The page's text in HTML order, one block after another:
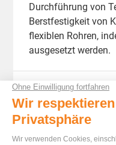
Durchführung von
Berstfestigkeit von
flexiblen Rohren,
ausgesetzt werden.
PROJEKT ANSEHEN
BAUWERK